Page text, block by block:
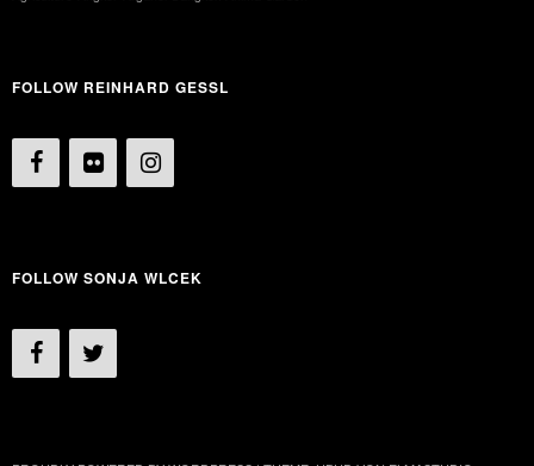
FOLLOW REINHARD GESSL
FOLLOW SONJA WLCEK